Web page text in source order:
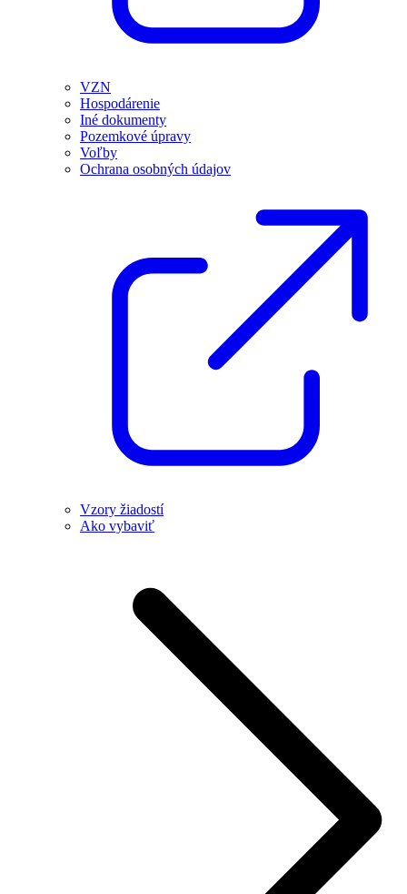
VZN
Hospodárenie
Iné dokumenty
Pozemkové úpravy
Voľby
Ochrana osobných údajov
Vzory žiadostí
Ako vybaviť